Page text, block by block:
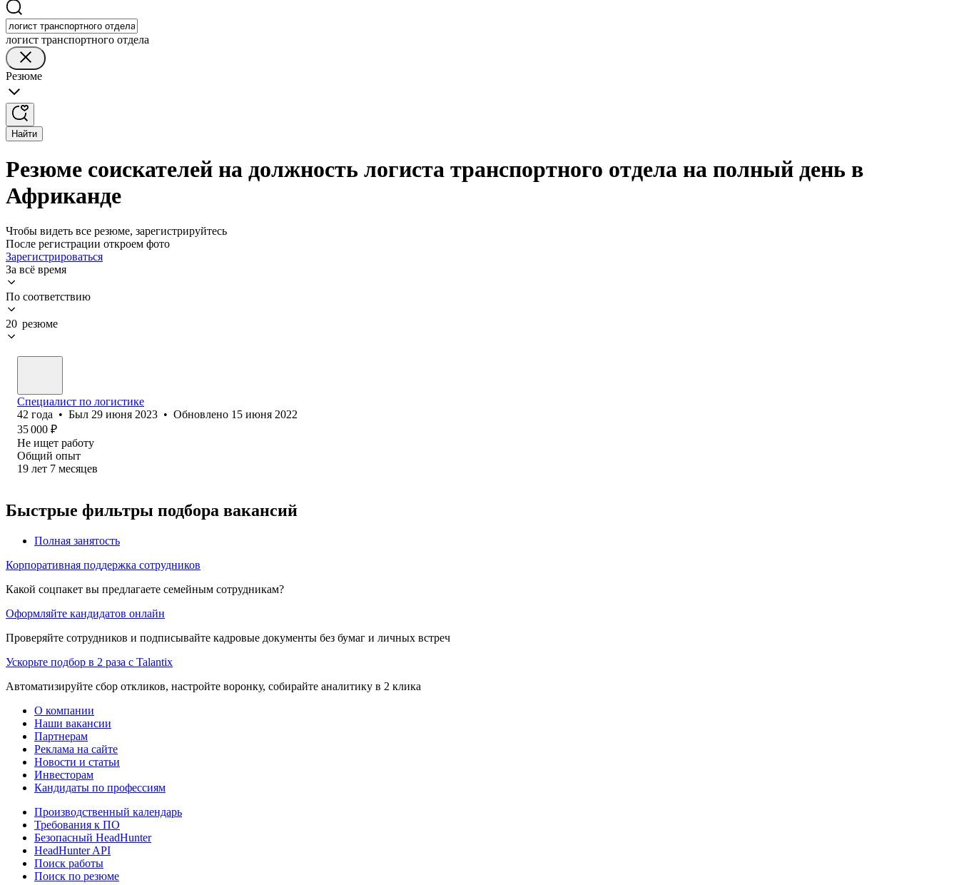
логист транспортного отдела
Резюме
Найти
Резюме соискателей на должность логиста транспортного отдела на полный день в
Африканде
Чтобы видеть все резюме, зарегистрируйтесь
После регистрации откроем фото
Зарегистрироваться
За всё время
По соответствию
20 резюме
Специалист по логистике
42 года • Был 29 июня 2023 • Обновлено 15 июня 2022
35 000 ₽
Не ищет работу
Общий опыт
19 лет 7 месяцев
Быстрые фильтры подбора вакансий
Полная занятость
Корпоративная поддержка сотрудников
Какой соцпакет вы предлагаете семейным сотрудникам?
Оформляйте кандидатов онлайн
Проверяйте сотрудников и подписывайте кадровые документы без бумаг и личных встреч
Ускорьте подбор в 2 раза с Talantix
Автоматизируйте сбор откликов, настройте воронку, собирайте аналитику в 2 клика
О компании
Наши вакансии
Партнерам
Реклама на сайте
Новости и статьи
Инвесторам
Кандидаты по профессиям
Производственный календарь
Требования к ПО
Безопасный HeadHunter
HeadHunter API
Поиск работы
Поиск по резюме